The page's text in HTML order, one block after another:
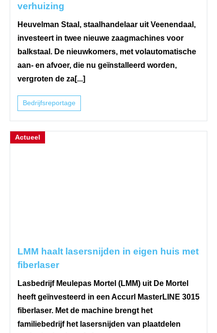
verhuizing
Heuvelman Staal, staalhandelaar uit Veenendaal,
investeert in twee nieuwe zaagmachines voor
balkstaal. De nieuwkomers, met volautomatische
aan- en afvoer, die nu geïnstalleerd worden,
vergroten de za[...]
Bedrijfsreportage
Actueel
LMM haalt lasersnijden in eigen huis met
fiberlaser
Lasbedrijf Meulepas Mortel (LMM) uit De Mortel
heeft geïnvesteerd in een Accurl MasterLINE 3015
fiberlaser. Met de machine brengt het
familiebedrijf het lasersnijden van plaatdelen